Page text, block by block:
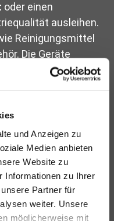
und Anzeigen zu
Medien anbieten
Website zu
Informationen zu Ihrer
Partner für
weiter. Unsere
möglicherweise mit
oder einen
ausleihen.
Reinigungsmittel
Die Geräte
berechnet.